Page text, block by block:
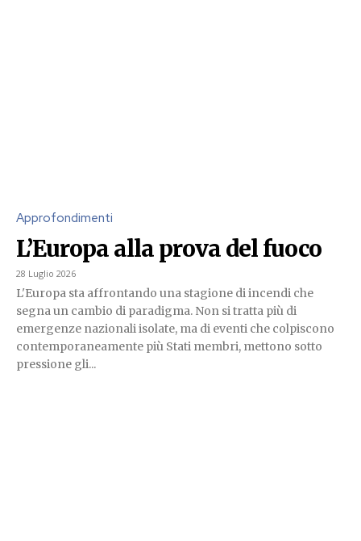
Approfondimenti
L’Europa alla prova del fuoco
28 Luglio 2026
L'Europa sta affrontando una stagione di incendi che
segna un cambio di paradigma. Non si tratta più di
emergenze nazionali isolate, ma di eventi che colpiscono
contemporaneamente più Stati membri, mettono sotto
pressione gli...